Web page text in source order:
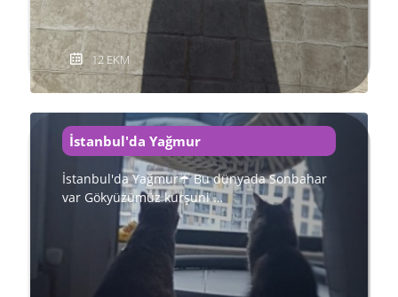
12 EKM
İstanbul'da Yağmur
İstanbul'da Yağmur☔ Bu dünyada Sonbahar
var Gökyüzümüz kurşuni …